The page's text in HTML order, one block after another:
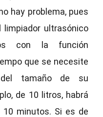
hay problema, pues
ultrasónico
con la función
que se necesite
del tamaño de su
de 10 litros, habrá
10 minutos. Si es de